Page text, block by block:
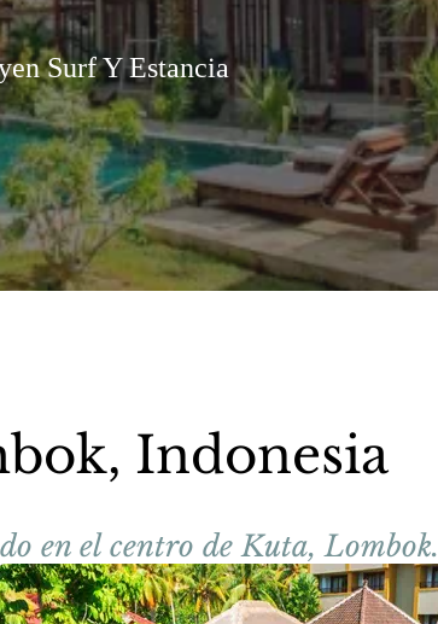
Surf Y Estancia
Indonesia
en el centro de Kuta, Lombok.